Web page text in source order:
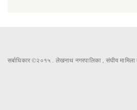
सर्बाधिकार ©२०१५ . लेखनाथ नगरपालिका , संघीय